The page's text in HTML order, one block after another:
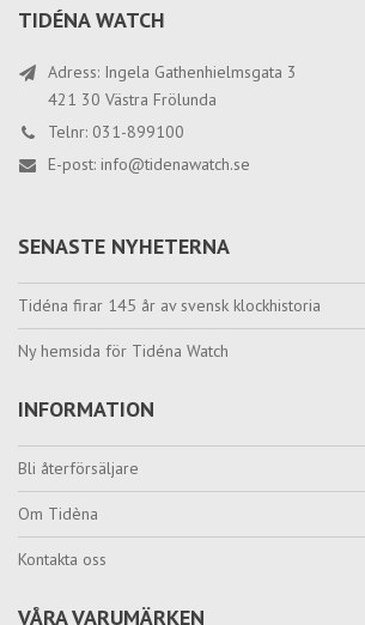
TIDÉNA WATCH
Adress: Ingela Gathenhielmsgata 3
421 30 Västra Frölunda
Telnr: 031-899100
E-post: info@tidenawatch.se
SENASTE NYHETERNA
Tidéna firar 145 år av svensk klockhistoria
Ny hemsida för Tidéna Watch
INFORMATION
Bli återförsäljare
Om Tidèna
Kontakta oss
VÅRA VARUMÄRKEN